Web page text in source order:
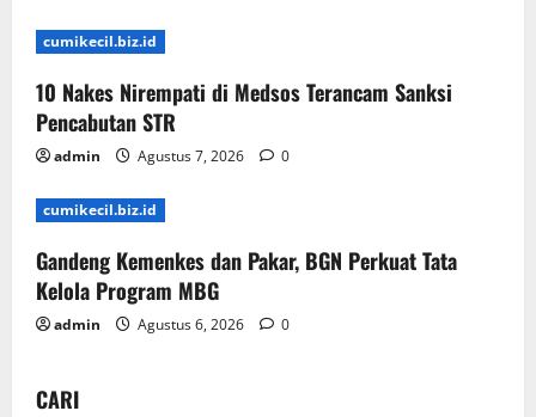
cumikecil.biz.id
10 Nakes Nirempati di Medsos Terancam Sanksi
Pencabutan STR
admin Agustus 7, 2026 0
cumikecil.biz.id
Gandeng Kemenkes dan Pakar, BGN Perkuat Tata
Kelola Program MBG
admin Agustus 6, 2026 0
CARI